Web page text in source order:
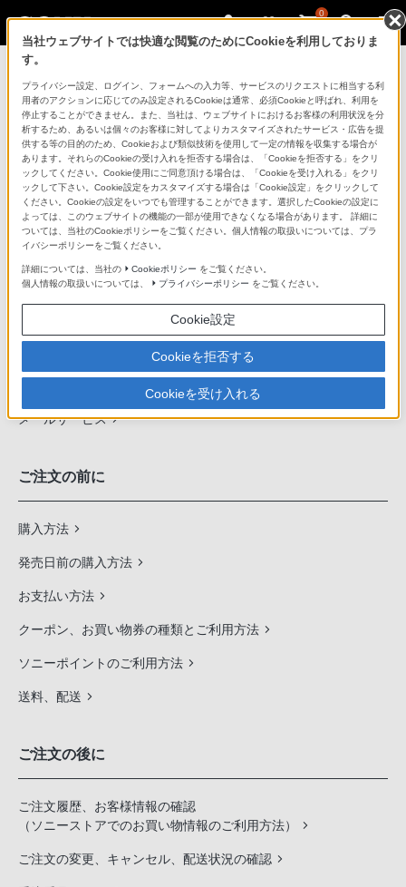
0
ソニーストアのご利用ガイド
ご利用ガイドでは、ソニーストアのご利用方法・サービ
スに関しまとめてご案内しております。
ご利用の前に
ソニーストア 店舗のご案内
ソニーショップ（ソニーストア取次店）のご案内
ソニーストアの特典・サービス
（長期保証、下取サービス、設置・設定サービスなど）
定期クーポンのプレゼントについて
メールサービス
ご注文の前に
購入方法
発売日前の購入方法
お支払い方法
クーポン、お買い物券の種類とご利用方法
ソニーポイントのご利用方法
送料、配送
ご注文の後に
ご注文履歴、お客様情報の確認
（ソニーストアでのお買い物情報のご利用方法）
ご注文の変更、キャンセル、配送状況の確認
当社ウェブサイトでは快適な閲覧のためにCookieを利用しておりま
す。
プライバシー設定、ログイン、フォームへの入力等、サービスのリクエストに相当する利
用者のアクションに応じてのみ設定されるCookieは通常、必須Cookieと呼ばれ、利用を
停止することができません。また、当社は、ウェブサイトにおけるお客様の利用状況を分
析するため、あるいは個々のお客様に対してよりカスタマイズされたサービス・広告を提
供する等の目的のため、Cookieおよび類似技術を使用して一定の情報を収集する場合が
あります。それらのCookieの受け入れを拒否する場合は、「Cookieを拒否する」をクリ
ックしてください。Cookie使用にご同意頂ける場合は、「Cookieを受け入れる」をクリ
ックして下さい。Cookie設定をカスタマイズする場合は「Cookie設定」をクリックして
ください。Cookieの設定をいつでも管理することができます。選択したCookieの設定に
よっては、このウェブサイトの機能の一部が使用できなくなる場合があります。 詳細に
ついては、当社のCookieポリシーをご覧ください。個人情報の取扱いについては、プラ
イバシーポリシーをご覧ください。
詳細については、当社の Cookieポリシー をご覧ください。
個人情報の取扱いについては、
プライバシーポリシー をご覧ください。
Cookie設定
Cookieを拒否する
Cookieを受け入れる